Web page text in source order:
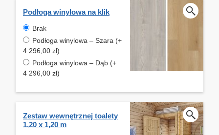
Podłoga winylowa na klik
Brak
Podłoga winylowa – Szara (+
4 296,00 zł)
Podłoga winylowa – Dąb (+
4 296,00 zł)
Zestaw wewnętrznej toalety
1,20 x 1,20 m